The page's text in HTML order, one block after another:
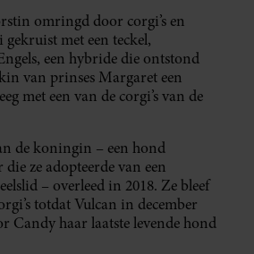
omringd door corgi’s en
gekruist met een teckel,
een hybride die ontstond
van prinses Margaret een
met een van de corgi’s van de
de koningin – een hond
ze adopteerde van een
– overleed in 2018. Ze bleef
totdat Vulcan in december
Candy haar laatste levende hond